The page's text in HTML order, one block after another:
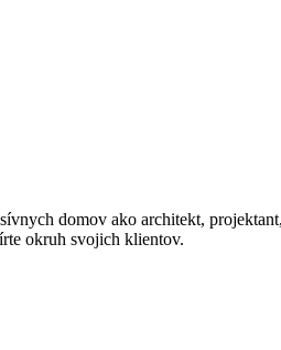
domov ako architekt,
okruh svojich klientov.